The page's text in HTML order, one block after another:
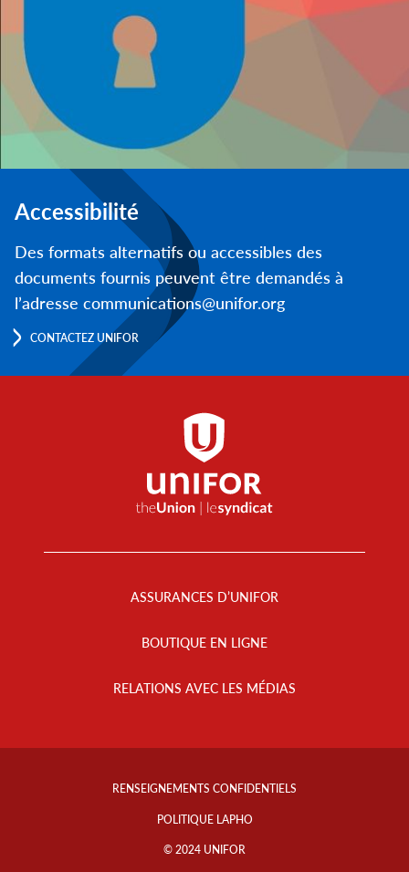
Accessibilité
Des formats alternatifs ou accessibles des
documents fournis peuvent être demandés à
l’adresse communications@unifor.org
CONTACTEZ UNIFOR
ASSURANCES D’UNIFOR
BOUTIQUE EN LIGNE
RELATIONS AVEC LES MÉDIAS
Footer
RENSEIGNEMENTS CONFIDENTIELS
POLITIQUE LAPHO
© 2024 UNIFOR